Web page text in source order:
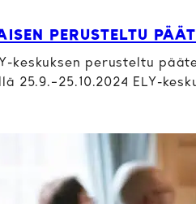
PERUSTELTU
keskuksen perusteltu
25.9.–25.10.2024 ELY-